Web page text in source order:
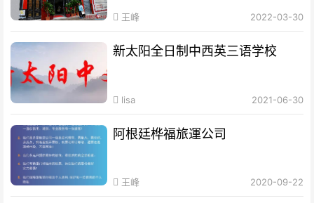
王峰 2022-03-30
新太阳全日制中西英三语学校
lisa 2021-06-30
阿根廷桦福旅運公司
王峰 2020-09-22